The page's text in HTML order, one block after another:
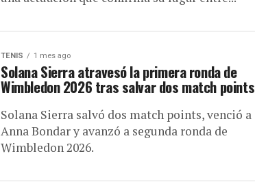
TENIS 1 mes ago
Solana Sierra atravesó la primera ronda de
Wimbledon 2026 tras salvar dos match points
Solana Sierra salvó dos match points, venció a
Anna Bondar y avanzó a segunda ronda de
Wimbledon 2026.